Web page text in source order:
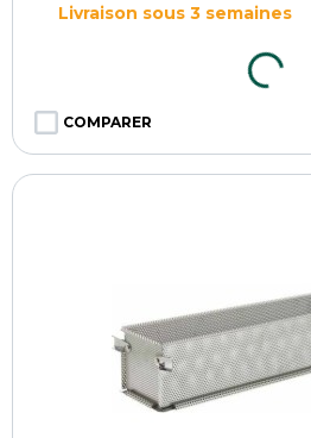
Livraison sous 3 semaines
COMPARER